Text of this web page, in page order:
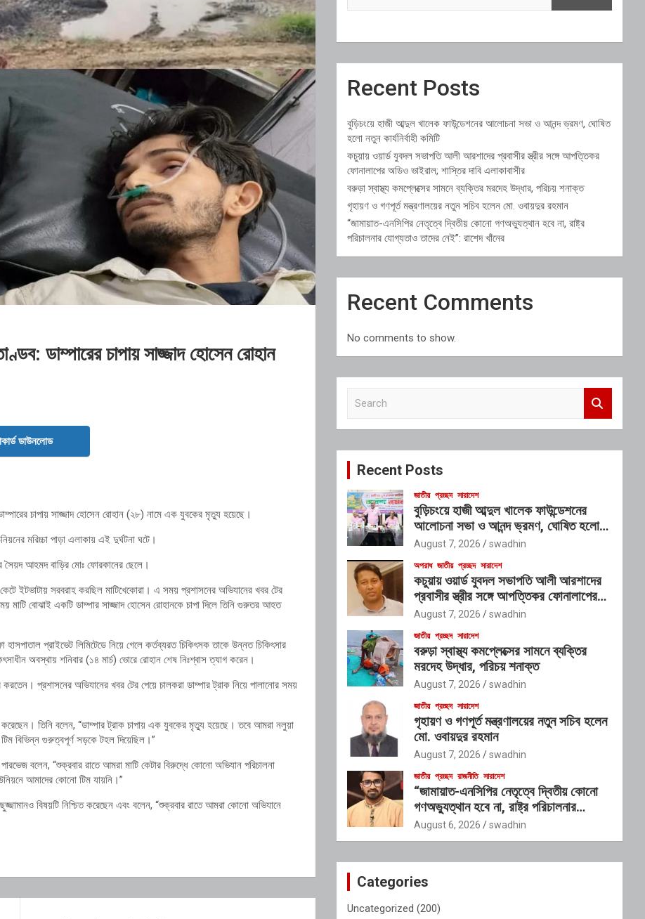
ডাম্পারের চাপায় সাজ্জাদ হোসেন রোহান
ডাউনলোড
চাপায় সাজ্জাদহোসেন রোহান (২৮) নামে এক যুবকের মৃত্যু হয়েছে।
মরিচ্চা পাড়া এলাকায় এই দুর্ঘটনা ঘটে।
সৈয়দআহমদবাড়ির মোঃ ফোরকানের ছেলে।
কেটে ইটভাটায় সরবরাহ করছিল মাটিখেকোরা। এ সময় প্রশাসনের অভিযানের খবর টের
মাটি বোঝাই একটি ডাম্পার সাজ্জাদহোসেন রোহানকে চাপা দিলে তিনি গুরুতর আহত
হাসপাতাল প্রাইভেট লিমিটেডে নিয়ে গেলে কর্তব্যরতচিকিৎসকতাকে উন্নতচিকিৎসার
অবস্থায় শনিবার (১৪ মার্চ) ভোরে রোহান শেষ নিঃশ্বাসত্যাগ করেন।
করতেন। প্রশাসনের অভিযানের খবর টের পেয়ে চালকরা ডাম্পারট্রাক নিয়ে পালানোর সময়
করেছেন। তিনি বলেন, “ডাম্পারট্রাক চাপায় এক যুবকের মৃত্যু হয়েছে।তবে আমরা নলুয়া
টিম বিভিন্ন গুরুত্বপূর্ণসড়কেটহল দিয়েছিল।”
পারভেজ বলেন, “শুক্রবার রাতেআমরা মাটি কেটার বিরুদ্ধে কোনো অভিযান পরিচালনা
আমাদের কোনো টিম যায়নি।”
বিষয়টি নিশ্চিতকরেছেন এবং বলেন, “শুক্রবার রাতেআমরা কোনো অভিযানে
Recent Posts
বুড়িচংয়ে হাজী আব্দুল খালেক ফাউন্ডেশনের আলোচনা সভা ও আনন্দ ভ্রমণ, ঘোষিত
হলো নতুন কার্যনির্বাহী কমিটি
কচুয়ায় ওয়ার্ড যুবদল সভাপতি আলী আরশাদের প্রবাসীর স্ত্রীর সঙ্গে আপত্তিকর
ফোনালাপের অডিও ভাইরাল; শাস্তির দাবি এলাকাবাসীর
বরুড়া স্বাস্থ্য কমপ্লেক্সের সামনে ব্যক্তির মরদেহ উদ্ধার, পরিচয় শনাক্ত
গৃহায়ণ ও গণপূর্ত মন্ত্রণালয়ের নতুন সচিব হলেন মো. ওবায়দুর রহমান
“জামায়াত-এনসিপির নেতৃত্বে দ্বিতীয় কোনো গণঅভ্যুত্থান হবে না, রাষ্ট্র
পরিচালনার যোগ্যতাও তাদের নেই”: রাশেদ খাঁনের
Recent Comments
No comments to show.
c
Recent Posts
জাতীয় প্রচ্ছদ সারাদেশ
বুড়িচংয়ে হাজী আব্দুল খালেক ফাউন্ডেশনের
আলোচনা সভা ও আনন্দ ভ্রমণ, ঘোষিত হলো
নতুন কার্যনির্বাহী কমিটি
August 7, 2026 swadhin
অপরাধ জাতীয় প্রচ্ছদ সারাদেশ
কচুয়ায় ওয়ার্ড যুবদল সভাপতি আলী আরশাদের
প্রবাসীর স্ত্রীর সঙ্গে আপত্তিকর ফোনালাপের
অডিও ভাইরাল; শাস্তির দাবি এলাকাবাসীর
August 7, 2026 swadhin
জাতীয় প্রচ্ছদ সারাদেশ
বরুড়া স্বাস্থ্য কমপ্লেক্সের সামনে ব্যক্তির
মরদেহ উদ্ধার, পরিচয় শনাক্ত
August 7, 2026 swadhin
জাতীয় প্রচ্ছদ সারাদেশ
গৃহায়ণ ও গণপূর্ত মন্ত্রণালয়ের নতুন সচিব হলেন
মো. ওবায়দুর রহমান
August 7, 2026 swadhin
জাতীয় প্রচ্ছদ রাজনীতি সারাদেশ
“জামায়াত-এনসিপির নেতৃত্বে দ্বিতীয় কোনো
গণঅভ্যুত্থান হবে না, রাষ্ট্র পরিচালনার
যোগ্যতাও তাদের নেই”: রাশেদ খাঁনের
August 6, 2026 swadhin
Categories
Uncategorized (200)